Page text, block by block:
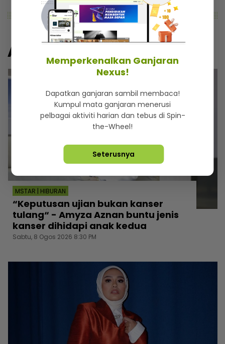
Artikel Lain
MSTAR | HIBURAN
“Keputusan ujian bukan kanser
tulang“ - Amyza Aznan buntu jenis
kanser dihidapi anak kedua
Sabtu, 8 Ogos 2026 8:30 PM
Memperkenalkan Ganjaran
Nexus!
Dapatkan ganjaran sambil membaca!
Kumpul mata ganjaran menerusi
pelbagai aktiviti harian dan tebus di Spin-
the-Wheel!
Seterusnya